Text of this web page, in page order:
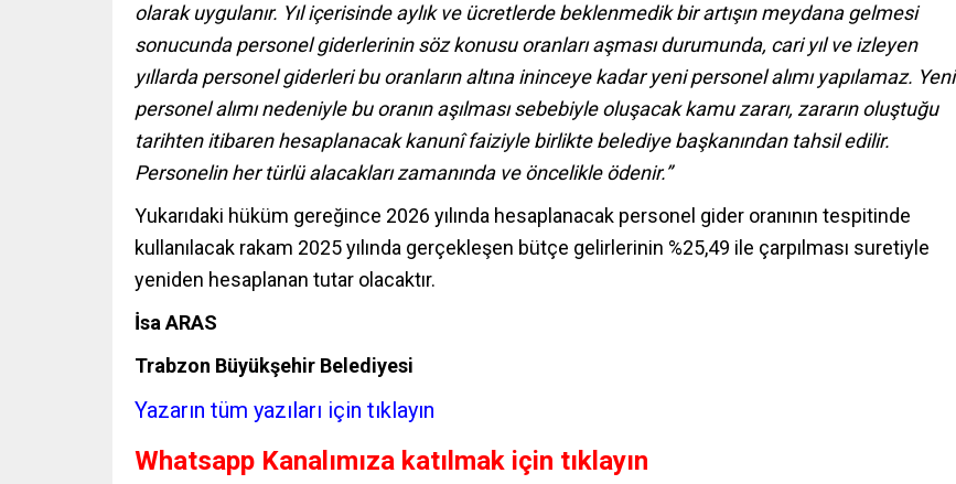
olarak uygulanır. Yıl içerisinde aylık ve ücretlerde beklenmedik bir artışın meydana gelmesi
sonucunda personel giderlerinin söz konusu oranları aşması durumunda, cari yıl ve izleyen
yıllarda personel giderleri bu oranların altına ininceye kadar yeni personel alımı yapılamaz. Yeni
personel alımı nedeniyle bu oranın aşılması sebebiyle oluşacak kamu zararı, zararın oluştuğu
tarihten itibaren hesaplanacak kanunî faiziyle birlikte belediye başkanından tahsil edilir.
Personelin her türlü alacakları zamanında ve öncelikle ödenir.”
Yukarıdaki hüküm gereğince 2026 yılında hesaplanacak personel gider oranının tespitinde
kullanılacak rakam 2025 yılında gerçekleşen bütçe gelirlerinin %25,49 ile çarpılması suretiyle
yeniden hesaplanan tutar olacaktır.
İsa ARAS
Trabzon Büyükşehir Belediyesi
Yazarın tüm yazıları için tıklayın
Whatsapp Kanalımıza katılmak için tıklayın